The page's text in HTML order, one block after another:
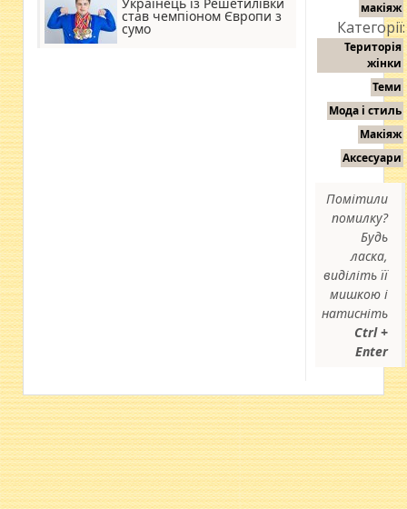
став чемпіоном Європи з
сумо
макіяж
Категорії:
Територія
жінки
Теми
Мода і стиль
Макіяж
Аксесуари
Помітили
помилку?
Будь
ласка,
виділіть її
мишкою і
натисніть
Ctrl +
Enter